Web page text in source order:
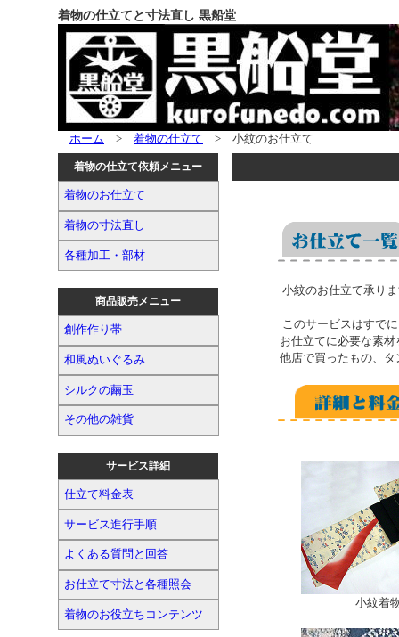
着物の仕立てと寸法直し 黒船堂
ホーム > 着物の仕立て > 小紋のお仕立て
着物の仕立て依頼メニュー
着物のお仕立て
着物の寸法直し
各種加工・部材
商品販売メニュー
創作作り帯
和風ぬいぐるみ
シルクの繭玉
その他の雑貨
サービス詳細
仕立て料金表
サービス進行手順
よくある質問と回答
お仕立て寸法と各種照会
着物のお役立ちコンテンツ
小紋のお仕立て承りま
このサービスはすでに
お仕立てに必要な素材
他店で買ったもの、タ
小紋着